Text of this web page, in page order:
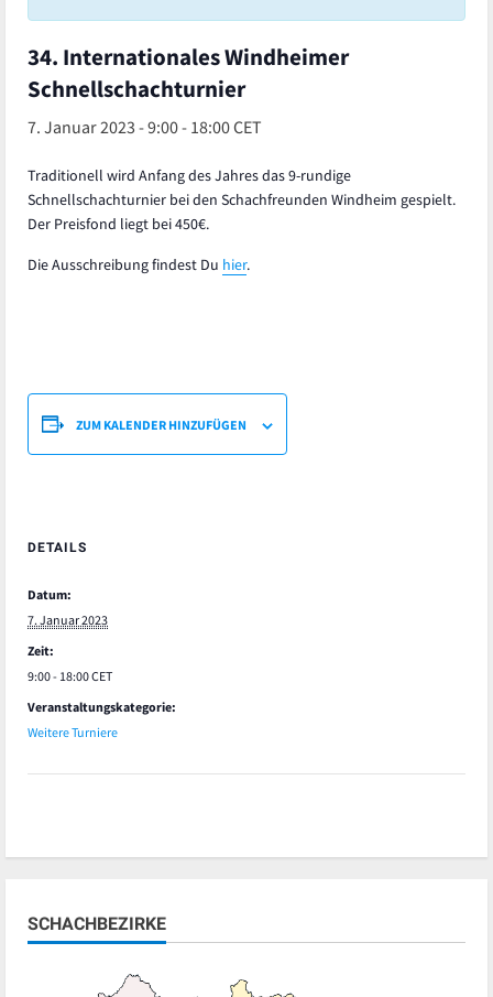
34. Internationales Windheimer
Schnellschachturnier
7. Januar 2023 - 9:00- 18:00CET
Traditionell wird Anfang des Jahres das 9-rundige
Schnellschachturnier bei den Schachfreunden Windheim gespielt.
Der Preisfond liegt bei 450€.
Die Ausschreibung findest Du hier.
ZUM KALENDER HINZUFÜGEN
DETAILS
Datum:
7. Januar 2023
Zeit:
9:00 - 18:00CET
Veranstaltungskategorie:
Weitere Turniere
SCHACHBEZIRKE